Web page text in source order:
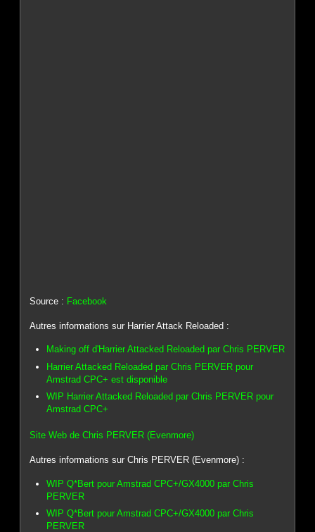
Source : Facebook
Autres informations sur Harrier Attack Reloaded :
Making off d'Harrier Attacked Reloaded par Chris PERVER
Harrier Attacked Reloaded par Chris PERVER pour
Amstrad CPC+ est disponible
WIP Harrier Attacked Reloaded par Chris PERVER pour
Amstrad CPC+
Site Web de Chris PERVER (Evenmore)
Autres informations sur Chris PERVER (Evenmore) :
WIP Q*Bert pour Amstrad CPC+/GX4000 par Chris
PERVER
WIP Q*Bert pour Amstrad CPC+/GX4000 par Chris
PERVER